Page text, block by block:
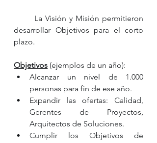
desarrollar Objetivos para el corto
plazo.
Objetivos (ejemplos de un año):
Alcanzar un nivel de 1.000
personas para fin de ese año.
Expandir las ofertas: Calidad,
Gerentes de Proyectos,
Arquitectos de Soluciones.
Cumplir los Objetivos de